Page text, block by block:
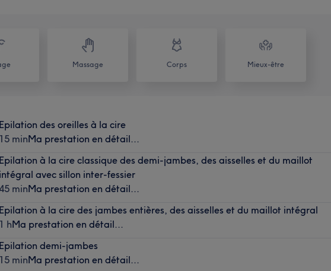
Massage Corps Mieux-être
Epilation des oreilles à la cire
15 minMa prestation en détail...
Epilation à la cire classique des demi-jambes, des aisselles et du maillot
intégral avec sillon inter-fessier
minMa prestation en détail...
Epilation à la cire des jambes entières, des aisselles et du maillot intégral
1 hMa prestation en détail...
Epilation demi-jambes
15 minMa prestation en détail...